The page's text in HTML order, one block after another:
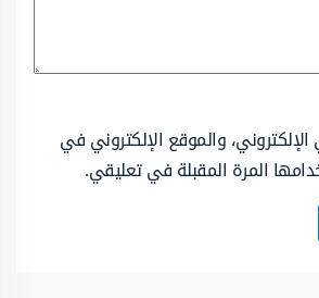
والموقع الإلكتروني في
المرة المقبلة في تعليقي.